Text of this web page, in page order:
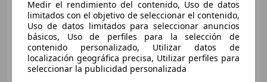
€ 19.454
Súperoferta
06/2022 64.334 km Gasolina 110 kW (150 CV)
Medir el rendimiento del contenido, Uso de datos
limitados con el objetivo de seleccionar el contenido,
Uso de datos limitados para seleccionar anuncios
básicos, Uso de perfiles para la selección de
contenido personalizado, Utilizar datos de
localización geográfica precisa, Utilizar perfiles para
seleccionar la publicidad personalizada